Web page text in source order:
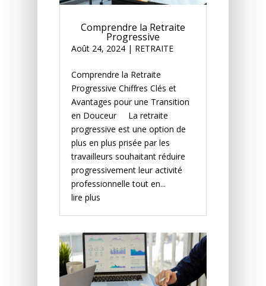
Comprendre la Retraite
Progressive
Août 24, 2024 | RETRAITE
Comprendre la Retraite
Progressive Chiffres Clés et
Avantages pour une Transition
en Douceur La retraite
progressive est une option de
plus en plus prisée par les
travailleurs souhaitant réduire
progressivement leur activité
professionnelle tout en...
lire plus